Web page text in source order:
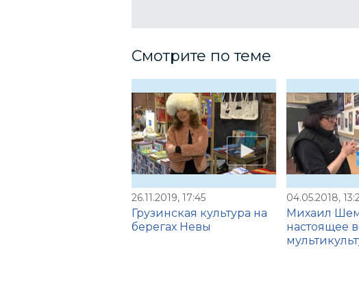
Смотрите по теме
26.11.2019, 17:45
Грузинская культура на
берегах Невы
04.05.2018,
Михаил
настоящее